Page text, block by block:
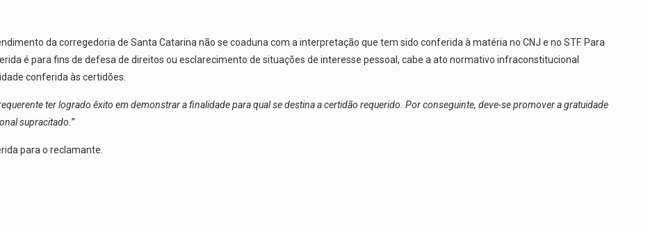
da corregedoria de Santa Catarina não se coaduna com a interpretação que tem sido conferida à matéria no CNJ e no STF. Para
é para fins de defesa de direitos ou esclarecimento de situações de interesse pessoal, cabe a ato normativo infraconstitucional
conferida às certidões.
ter logrado êxito em demonstrar a finalidade para qual se destina a certidão requerido. Por conseguinte, deve-se promover a gratuidade
supracitado.”
para o reclamante.